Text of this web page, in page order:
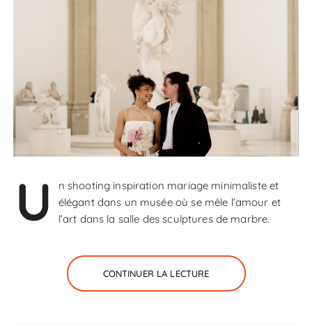
U
n shooting inspiration mariage minimaliste et
élégant dans un musée où se mêle l’amour et
l’art dans la salle des sculptures de marbre.
CONTINUER LA LECTURE